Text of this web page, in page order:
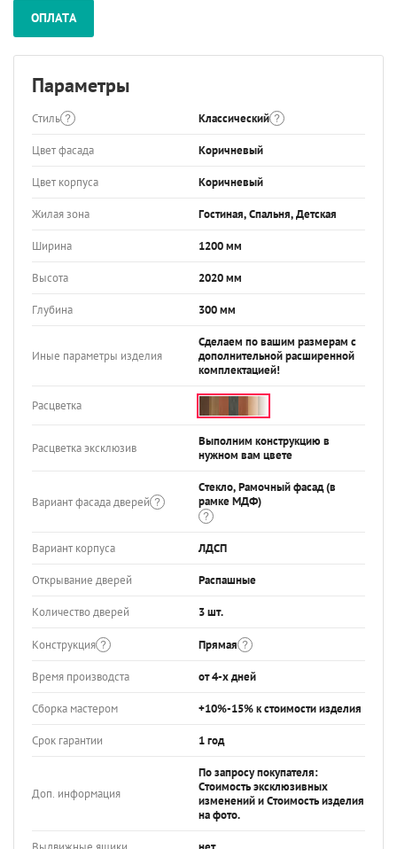
ОПЛАТА
Параметры
Стиль Классический
Цвет фасада Коричневый
Цвет корпуса Коричневый
Жилая зона Гостиная, Спальня, Детская
Ширина 1200 мм
Высота 2020 мм
Глубина 300 мм
Иные параметры изделия
Сделаем по вашим размерам с
дополнительной расширенной
комплектацией!
Расцветка
Расцветка эксклюзив
Выполним конструкцию в
нужном вам цвете
Вариант фасада дверей
Стекло, Рамочный фасад (в
рамке МДФ)
Вариант корпуса ЛДСП
Открывание дверей Распашные
Количество дверей 3 шт.
Конструкция Прямая
Время производста от 4-х дней
Сборка мастером +10%-15% к стоимости изделия
Срок гарантии 1 год
Доп. информация
По запросу покупателя:
Стоимость эксклюзивных
изменений и Стоимость изделия
на фото.